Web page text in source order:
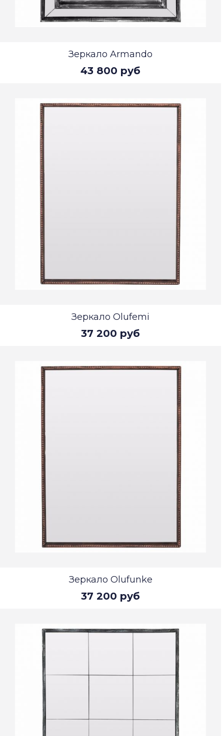
Зеркало Armando
43 800 руб
Зеркало Olufemi
37 200 руб
Зеркало Olufunke
37 200 руб